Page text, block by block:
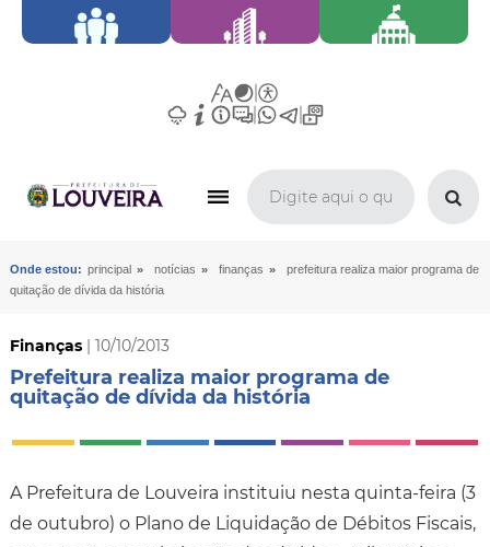
Onde estou: principal » notícias » finanças »
prefeitura realiza maior programa de
quitação de dívida da história
Finanças| 10/10/2013
Prefeitura realiza maior programa de
quitação de dívida da história
A Prefeitura de Louveira instituiu nesta quinta-feira (3
de outubro) o Plano de Liquidação de Débitos Fiscais,